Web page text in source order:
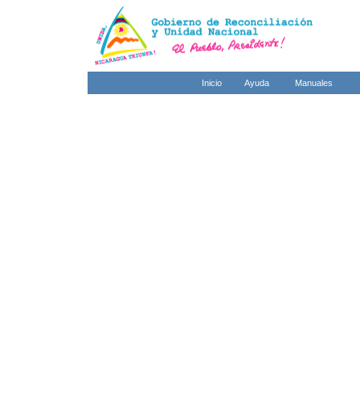
Inicio Ayuda Manuales